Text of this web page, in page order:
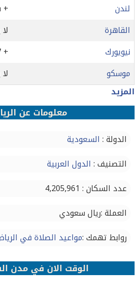
لندن
+
القاهرة
نيويورك
+ 7 ساعات
موسكو
المزيد
معلومات عن
الدولة : السعودية
التصنيف : الدول العربية
عدد السكان : 4,205,961
العملة :ريال سعودي
روابط تهمك :مواعيد الصلاة في
الوقت الان في مدن